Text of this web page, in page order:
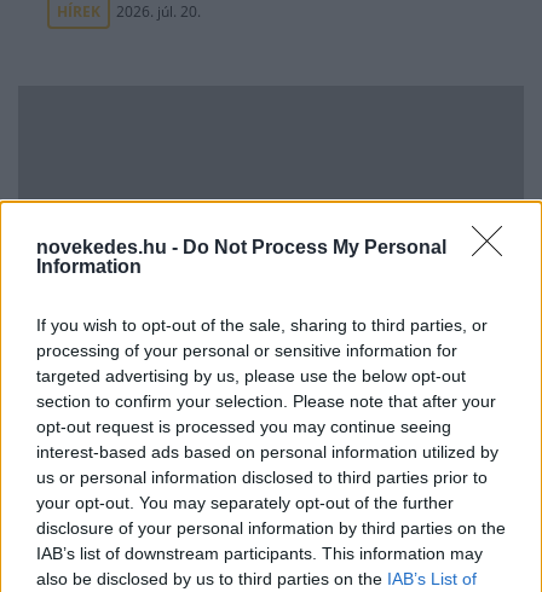
novekedes.hu - Do Not Process My Personal
Information
If you wish to opt-out of the sale, sharing to third parties, or
processing of your personal or sensitive information for
targeted advertising by us, please use the below opt-out
section to confirm your selection. Please note that after your
opt-out request is processed you may continue seeing
interest-based ads based on personal information utilized by
us or personal information disclosed to third parties prior to
your opt-out. You may separately opt-out of the further
disclosure of your personal information by third parties on the
IAB’s list of downstream participants. This information may
also be disclosed by us to third parties on the IAB’s List of
HÍREK 2026. júl. 20.
Mi lett Alain Delon vagyonával? Adóhatósági
csavar a sztoriban
HÍREK 2026. júl. 19.
FRISS HÍREK
Megjött a kimutatás: ennyi áramot
sikerült megtakarítani a